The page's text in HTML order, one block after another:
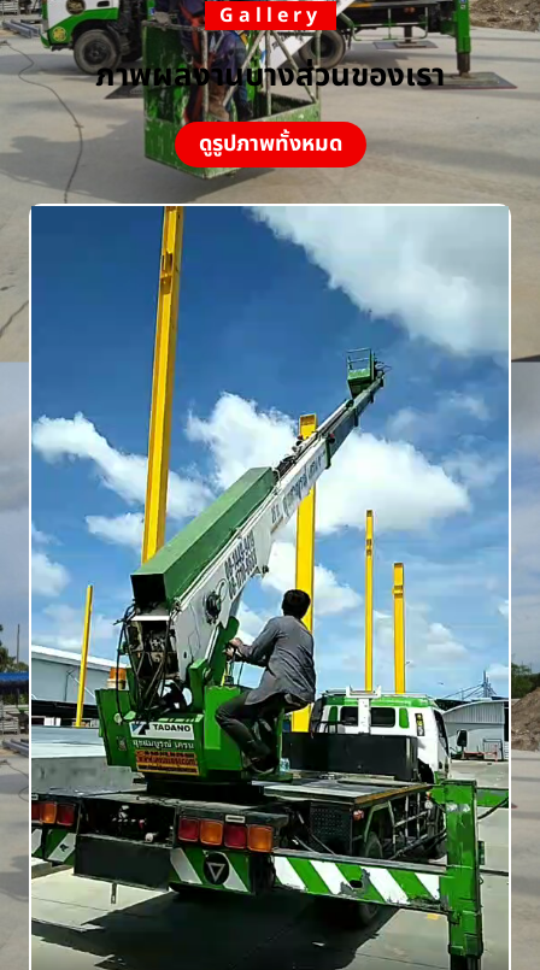
Gallery
ภาพผลงานบางส่วนของเรา
ดูรูปภาพทั้งหมด